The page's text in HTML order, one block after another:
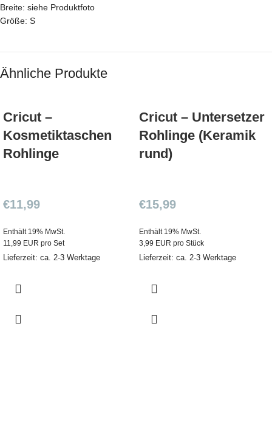
Breite: siehe Produktfoto
Größe: S
Ähnliche Produkte
Cricut –
Kosmetiktaschen
Rohlinge
€11,99
Enthält 19% MwSt.
11,99 EUR pro Set
Lieferzeit: ca. 2-3 Werktage
Cricut – Untersetzer
Rohlinge (Keramik
rund)
€15,99
Enthält 19% MwSt.
3,99 EUR pro Stück
Lieferzeit: ca. 2-3 Werktage